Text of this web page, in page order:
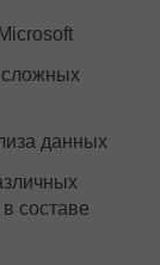
данных
составе